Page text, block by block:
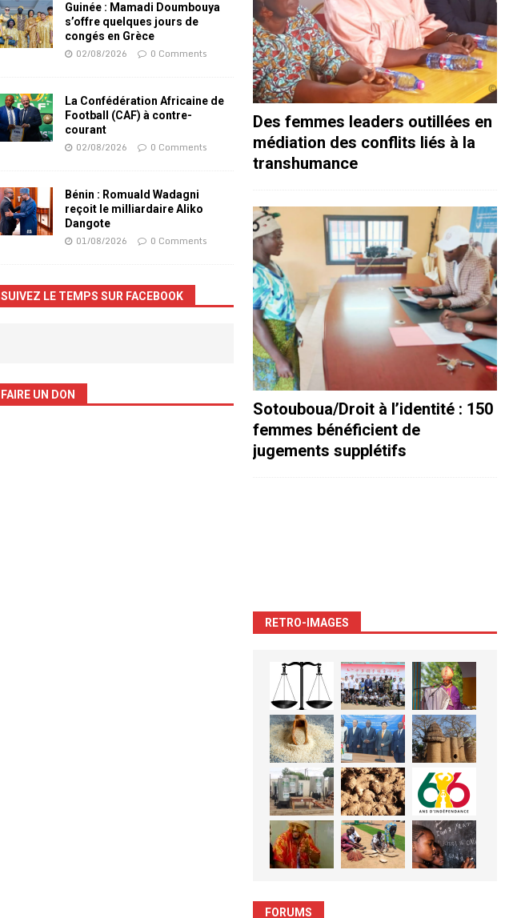
Guinée : Mamadi Doumbouya
s’offre quelques jours de
congés en Grèce
02/08/2026 0 Comments
La Confédération Africaine de
Football (CAF) à contre-
courant
02/08/2026 0 Comments
Bénin : Romuald Wadagni
reçoit le milliardaire Aliko
Dangote
01/08/2026 0 Comments
SUIVEZ LE TEMPS SUR FACEBOOK
FAIRE UN DON
Des femmes leaders outillées en
médiation des conflits liés à la
transhumance
Sotouboua/Droit à l’identité : 150
femmes bénéficient de
jugements supplétifs
RETRO-IMAGES
FORUMS